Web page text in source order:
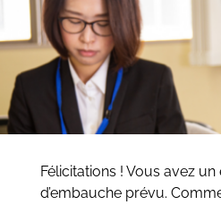
Félicitations ! Vous avez un
d’embauche prévu.